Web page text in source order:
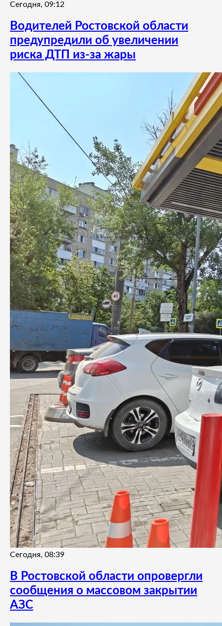
Сегодня, 09:12
Водителей Ростовской области
предупредили об увеличении
риска ДТП из-за жары
Сегодня, 08:39
В Ростовской области опровергли
сообщения о массовом закрытии
АЗС